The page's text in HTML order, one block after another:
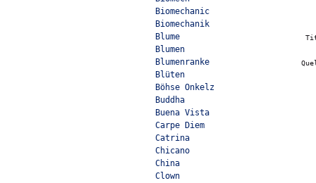
Biomechanic
Biomechanik
Blume
Blumen
Blumenranke
Blüten
Böhse Onkelz
Buddha
Buena Vista
Carpe Diem
Catrina
Chicano
China
Clown